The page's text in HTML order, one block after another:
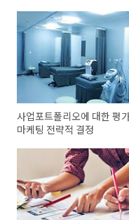
사업포트폴리오에 대한 평
마케팅 전략적 결정